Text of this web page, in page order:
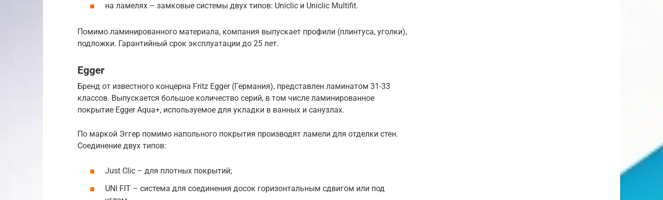
на ламелях – замковые системы двух типов: Uniclic и Uniclic Multifit.
Помимо ламинированного материала, компания выпускает профили (плинтуса, уголки),
подложки. Гарантийный срок эксплуатации до 25 лет.
Egger
Бренд от известного концерна Fritz Egger (Германия), представлен ламинатом 31-33
классов. Выпускается большое количество серий, в том числе ламинированное
покрытие Egger Aqua+, используемое для укладки в ванных и санузлах.
По маркой Эггер помимо напольного покрытия производят ламели для отделки стен.
Соединение двух типов:
Just Clic – для плотных покрытий;
UNI FIT – система для соединения досок горизонтальным сдвигом или под